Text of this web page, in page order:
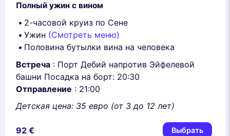
Полный ужин с вином
2-часовой круиз по Сене
Ужин (Смотреть меню)
Половина бутылки вина на человека
Встреча : Порт Дебий напротив Эйфелевой
башни Посадка на борт: 20:30
Отправление : 21:00
Детская цена: 35 евро (от 3 до 12 лет)
92 € Выбрать